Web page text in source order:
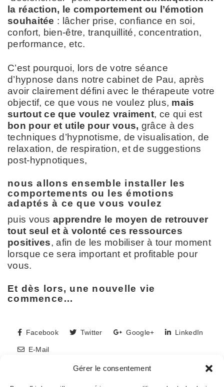
Gérer le consentement
la réaction, le comportement ou l’émotion
souhaitée : lâcher prise, confiance en soi,
confort, bien-être, tranquillité, concentration,
performance, etc.
C’est pourquoi, lors de votre séance
d’hypnose dans notre cabinet de Pau, après
avoir clairement défini avec le thérapeute votre
objectif, ce que vous ne voulez plus, mais
surtout ce que voulez vraiment, ce qui est
bon pour et utile pour vous, grâce à des
techniques d’hypnotisme, de visualisation, de
relaxation, de respiration, et de suggestions
post-hypnotiques,
nous allons ensemble installer les
comportements ou les émotions
adaptés à ce que vous voulez
puis vous apprendre le moyen de retrouver
tout seul et à volonté ces ressources
positives, afin de les mobiliser à tour moment
lorsque ce sera important et profitable pour
vous.
Et dès lors, une nouvelle vie
commence…
Facebook Twitter Google+ LinkedIn
E-Mail